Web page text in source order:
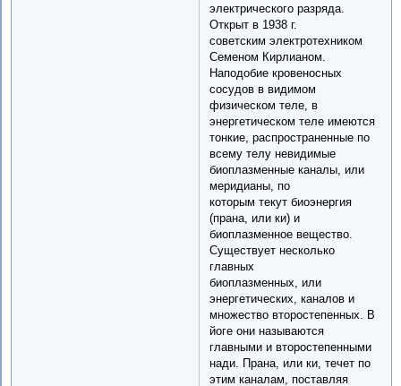
электрического разряда.
Открыт в 1938 г.
советским электротехником
Семеном Кирлианом.
Наподобие кровеносных
сосудов в видимом
физическом теле, в
энергетическом теле имеются
тонкие, распространенные по
всему телу невидимые
биоплазменные каналы, или
меридианы, по
которым текут биоэнергия
(прана, или ки) и
биоплазменное вещество.
Существует несколько
главных
биоплазменных, или
энергетических, каналов и
множество второстепенных. В
йоге они называются
главными и второстепенными
нади. Прана, или ки, течет по
этим каналам, поставляя